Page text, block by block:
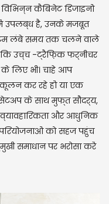
कैबिनेट डिजाइनों
उपलब्ध है, उनके मजबूत
लंबे समय तक चलने वाले
उच्च -ट्रैफ़िक फर्नीचर
लिए भी। चाहे आप
कर रहे हों या एक
सेटअप के साथ मुफ्त सौंदर्य,
और आधुनिक
को सहज पहुंच
समाधान पर भरोसा करें